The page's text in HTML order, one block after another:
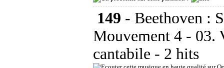
149 - Beethoven :
Mouvement 4 - 03.
cantabile - 2 hits